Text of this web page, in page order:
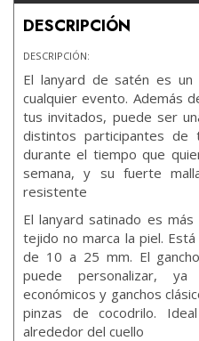
DESCRIPCIÓN
DESCRIPCIÓN:
El lanyard de satén es un
cualquier evento. Además
tus invitados, puede ser
distintos participantes de
durante el tiempo que
semana, y su fuerte
resistente
El lanyard satinado es
tejido no marca la piel.
de 10 a 25 mm. El
puede personalizar, ya
económicos y ganchos
pinzas de cocodrilo.
alrededor del cuello